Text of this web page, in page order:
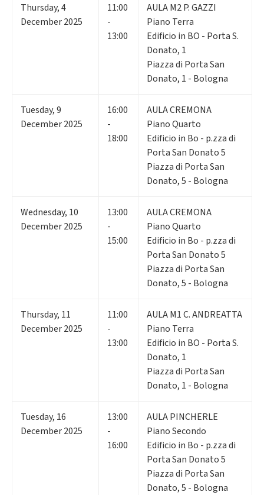
Thursday,4
December 2025
11:00
-
13:00
AULA M2 P. GAZZI
Piano Terra
Edificio in BO - Porta S.
Donato, 1
Piazza di Porta San
Donato, 1 - Bologna
Tuesday,9
December 2025
16:00
-
18:00
AULA CREMONA
Piano Quarto
Edificio in Bo - p.zza di
Porta San Donato 5
Piazza di Porta San
Donato, 5 - Bologna
Wednesday, 10
December 2025
13:00
-
15:00
AULA CREMONA
Piano Quarto
Edificio in Bo - p.zza di
Porta San Donato 5
Piazza di Porta San
Donato, 5 - Bologna
Thursday, 11
December 2025
11:00
-
13:00
AULA M1 C. ANDREATTA
Piano Terra
Edificio in BO - Porta S.
Donato, 1
Piazza di Porta San
Donato, 1 - Bologna
Tuesday, 16
December 2025
13:00
-
16:00
AULA PINCHERLE
Piano Secondo
Edificio in Bo - p.zza di
Porta San Donato 5
Piazza di Porta San
Donato, 5 - Bologna